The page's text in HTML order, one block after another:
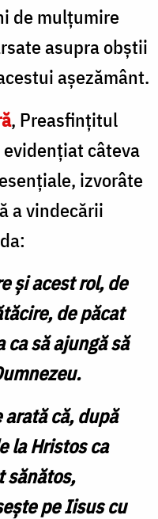
de mulțumire
asupra obștii
așezământ.
, Preasfințitul
câteva
izvorâte
a vindecării
și acest rol, de
de păcat
să ajungă să
că, după
la Hristos ca
sănătos,
pe Iisus cu